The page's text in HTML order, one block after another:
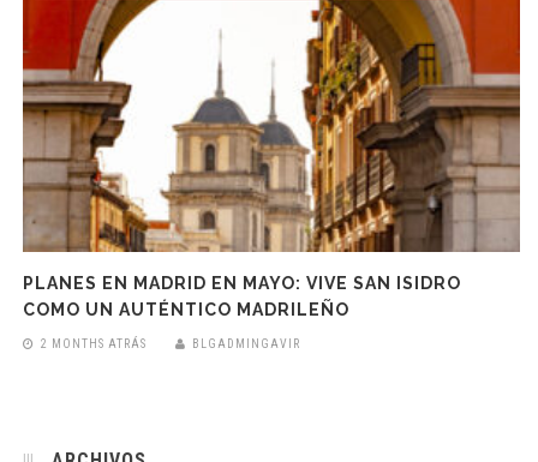
PLANES EN MADRID EN MAYO: VIVE SAN ISIDRO
COMO UN AUTÉNTICO MADRILEÑO
2 MONTHS ATRÁS BLGADMINGAVIR